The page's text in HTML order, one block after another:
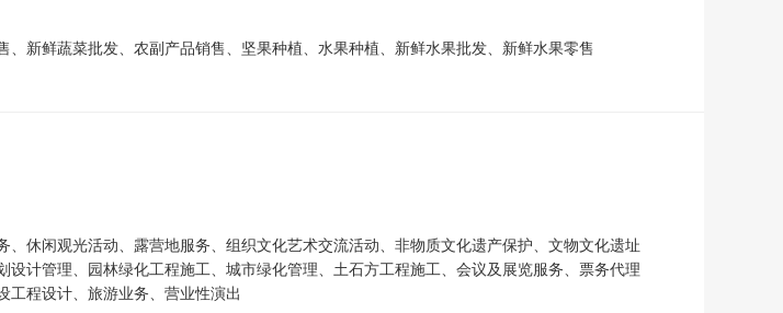
新鲜蔬菜批发、农副产品销售、坚果种植、水果种植、新鲜水果批发、新鲜水果零售
休闲观光活动、露营地服务、组织文化艺术交流活动、非物质文化遗产保护、文物文化遗址
计管理、园林绿化工程施工、城市绿化管理、土石方工程施工、会议及展览服务、票务代理
工程设计、旅游业务、营业性演出